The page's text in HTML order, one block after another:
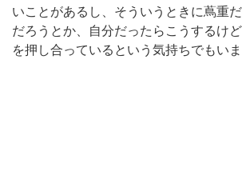
いことがあるし、そういうときに蔦重
だろうとか、自分だったらこうするけ
を押し合っているという気持ちでもいま